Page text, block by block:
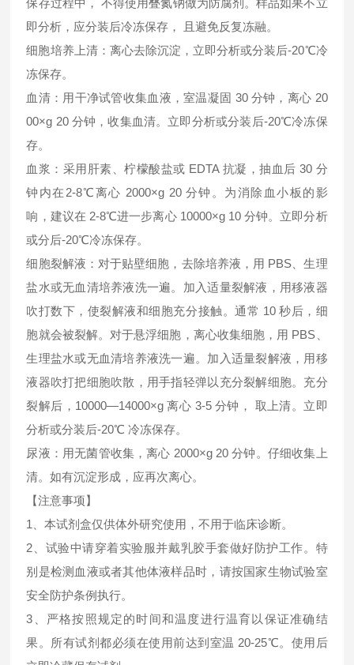
保存过程中， 不得使用叠氮钠做为防腐剂。样品如果不立
即分析，应分装后冷冻保存， 且避免反复冻融。
细胞培养上清：离心去除沉淀，立即分析或分装后-20℃冷
冻保存。
血清：用干净试管收集血液，室温凝固 30 分钟，离心 20
00×g 20 分钟，收集血清。立即分析或分装后-20℃冷冻保
存。
血浆：采用肝素、柠檬酸盐或 EDTA 抗凝，抽血后 30 分
钟内在2-8℃离心 2000×g 20 分钟。为消除血小板的影
响，建议在 2-8℃进一步离心 10000×g 10 分钟。立即分析
或分后-20℃冷冻保存。
细胞裂解液：对于贴壁细胞，去除培养液，用 PBS、生理
盐水或无血清培养液洗一遍。加入适量裂解液，用移液器
吹打数下，使裂解液和细胞充分接触。通常 10 秒后，细
胞就会被裂解。对于悬浮细胞，离心收集细胞，用 PBS、
生理盐水或无血清培养液洗一遍。加入适量裂解液，用移
液器吹打把细胞吹散，用手指轻弹以充分裂解细胞。充分
裂解后，10000—14000×g 离心 3-5 分钟， 取上清。立即
分析或分装后-20℃ 冷冻保存。
尿液：用无菌管收集，离心 2000×g 20 分钟。仔细收集上
清。如有沉淀形成，应再次离心。
【注意事项】
1、本试剂盒仅供体外研究使用，不用于临床诊断。
2、试验中请穿着实验服并戴乳胶手套做好防护工作。特
别是检测血液或者其他体液样品时，请按国家生物试验室
安全防护条例执行。
3、严格按照规定的时间和温度进行温育以保证准确结
果。所有试剂都必须在使用前达到室温 20-25℃。使用后